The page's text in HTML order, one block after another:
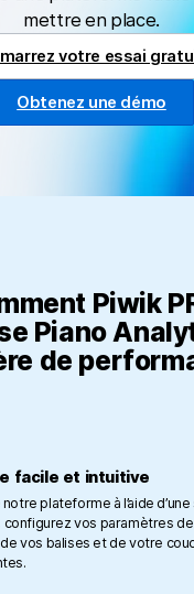
professionnels et
privée et sécurité
Management
des données
Suivi et balisage côté
Passage de
mettre en place.
votre essai
Obtenez une démo
Piwik
Piano
de
facile et intuitive
plateforme à l’aide
configurez vos paramètres
de vos balises et de votre